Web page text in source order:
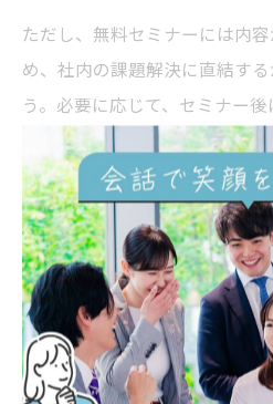
ただし、無料セミナーには内
め、社内の課題解決に直結す
う。必要に応じて、セミナー
実施すると、理解度がさらに深
社内研修で電話対応セミ
電話対応セミナーを効果的に社
は、現場のニーズに合わせたカ
す。まずは現状の課題や目標
レベルや担当業務に応じて内
う。